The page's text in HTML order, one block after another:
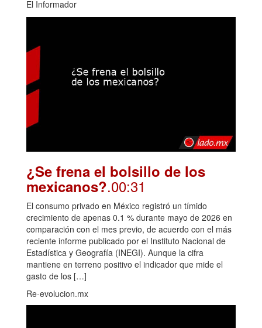
El Informador
¿Se frena el bolsillo de los
mexicanos?.00:31
El consumo privado en México registró un tímido
crecimiento de apenas 0.1 % durante mayo de 2026 en
comparación con el mes previo, de acuerdo con el más
reciente informe publicado por el Instituto Nacional de
Estadística y Geografía (INEGI). Aunque la cifra
mantiene en terreno positivo el indicador que mide el
gasto de los […]
Re-evolucion.mx